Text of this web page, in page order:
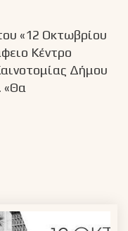
«12 Οκτωβρίου
Κέντρο
Δήμου
«Θα